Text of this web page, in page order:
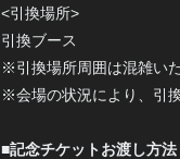
<引換場所>
引換ブース
※引換場所周囲は混雑いた
※会場の状況により、引
■記念チケットお渡し方法